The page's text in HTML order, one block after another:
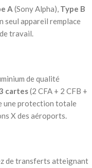
A (Sony Alpha), Type B
seul appareil remplace
travail.
de qualité
cartes(2 CFA + 2 CFB +
une protection totale
X des aéroports.
de transferts atteignant